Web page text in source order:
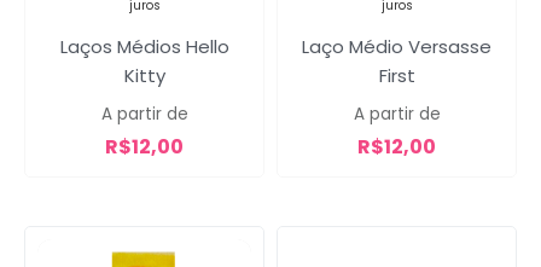
juros
Laços Médios Hello
Kitty
A partir de
R$12,00
juros
Laço Médio Versasse
First
A partir de
R$12,00